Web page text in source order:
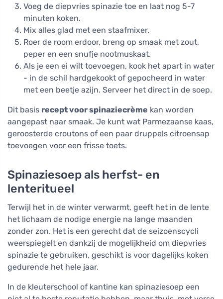
Voeg de diepvries spinazie toe en laat nog 5-7
minuten koken.
Mix alles glad met een staafmixer.
Roer de room erdoor, breng op smaak met zout,
peper en een snufje nootmuskaat.
Als je een ei wilt toevoegen, kook het apart in water
- in de schil hardgekookt of gepocheerd in water
met een beetje azijn. Serveer het direct in de soep.
Dit basis recept voor spinaziecrème kan worden
aangepast naar smaak. Je kunt wat Parmezaanse kaas,
geroosterde croutons of een paar druppels citroensap
toevoegen voor een frisse toets.
Spinaziesoep als herfst- en
lenteritueel
Terwijl het in de winter verwarmt, geeft het in de lente
het lichaam de nodige energie na lange maanden
zonder zon. Het is een gerecht dat de seizoenscycli
weerspiegelt en dankzij de mogelijkheid om diepvries
spinazie te gebruiken, geschikt is voor dagelijks koken
gedurende het hele jaar.
In de kleuterschool of kantine kan spinaziesoep een